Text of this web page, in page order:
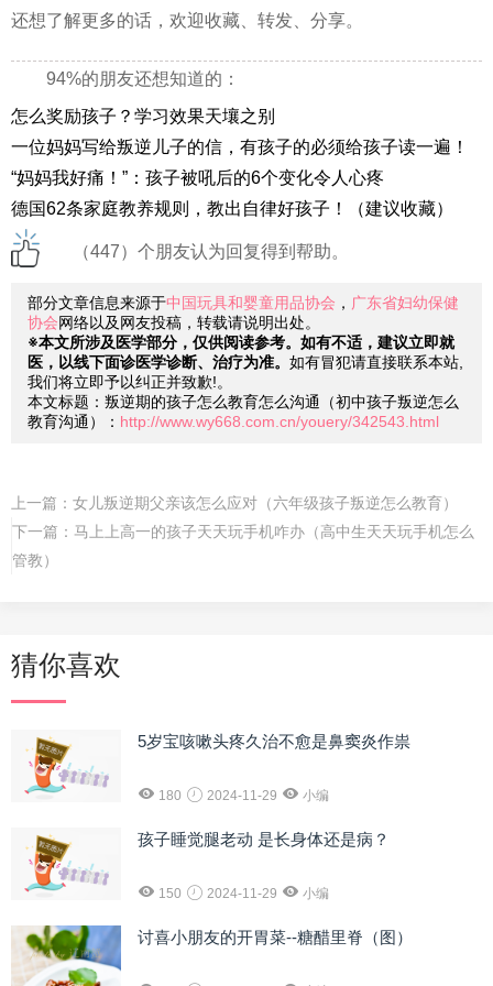
还想了解更多的话，欢迎收藏、转发、分享。
94%的朋友还想知道的：
怎么奖励孩子？学习效果天壤之别
一位妈妈写给叛逆儿子的信，有孩子的必须给孩子读一遍！
“妈妈我好痛！”：孩子被吼后的6个变化令人心疼
德国62条家庭教养规则，教出自律好孩子！（建议收藏）
（447）个朋友认为回复得到帮助。
部分文章信息来源于中国玩具和婴童用品协会 ， 广东省妇幼保健
协会网络以及网友投稿，转载请说明出处。
※本文所涉及医学部分，仅供阅读参考。如有不适，建议立即就
医，以线下面诊医学诊断、治疗为准。 如有冒犯请直接联系本站,
我们将立即予以纠正并致歉!。
本文标题：叛逆期的孩子怎么教育怎么沟通（初中孩子叛逆怎么
教育沟通）： http://www.wy668.com.cn/youery/342543.html
上一篇： 女儿叛逆期父亲该怎么应对（六年级孩子叛逆怎么教育）
下一篇： 马上上高一的孩子天天玩手机咋办（高中生天天玩手机怎么
管教）
猜你喜欢
5岁宝咳嗽头疼久治不愈是鼻窦炎作祟
180 2024-11-29 小编
孩子睡觉腿老动 是长身体还是病？
150 2024-11-29 小编
讨喜小朋友的开胃菜--糖醋里脊（图）